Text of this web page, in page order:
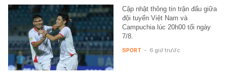
Cập nhật thông tin trận đấu giữa
đội tuyển Việt Nam và
Campuchia lúc 20h00 tối ngày
7/8.
SPORT - 6 giờ trước